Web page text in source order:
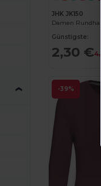
JHK JK150
Damen
Günstigste:
2,30 €
-39%